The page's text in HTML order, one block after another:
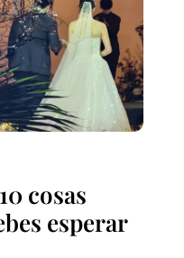
cosas
esperar